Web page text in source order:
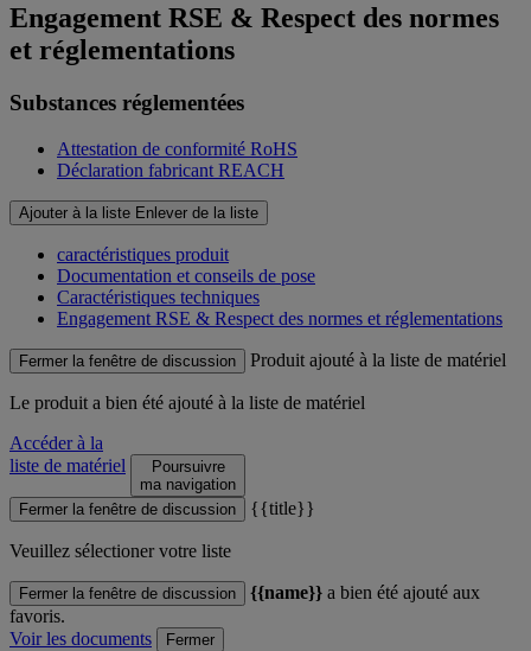
Engagement RSE & Respect des normes
et réglementations
Substances réglementées
Attestation de conformité RoHS
Déclaration fabricant REACH
Ajouter à la liste Enlever de la liste
caractéristiques produit
Documentation et conseils de pose
Caractéristiques techniques
Engagement RSE & Respect des normes et réglementations
Fermer la fenêtre de discussion Produit ajouté à la liste de matériel
Le produit a bien été ajouté à la liste de matériel
Accéder à la
liste de matériel
Poursuivre
ma navigation
Fermer la fenêtre de discussion
{{title}}
Veuillez sélectioner votre liste
Fermer la fenêtre de discussion {{name}} a bien été ajouté aux
favoris.
Voir les documents
Fermer